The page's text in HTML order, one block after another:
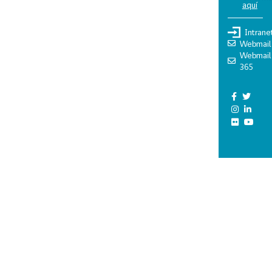
aquí
Webmail
Webmail
365